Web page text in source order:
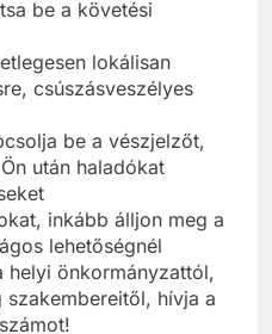
be a követési
lokálisan
csúszásveszélyes
be a vészjelzőt,
után haladókat
inkább álljon meg a
lehetőségnél
helyi önkormányzattól,
hívja a